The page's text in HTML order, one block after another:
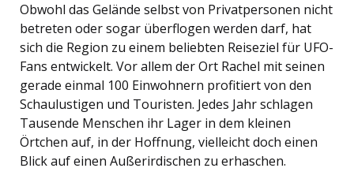
Obwohl das Gelände selbst von Privatpersonen nicht
betreten oder sogar überflogen werden darf, hat
sich die Region zu einem beliebten Reiseziel für UFO-
Fans entwickelt. Vor allem der Ort Rachel mit seinen
gerade einmal 100 Einwohnern profitiert von den
Schaulustigen und Touristen. Jedes Jahr schlagen
Tausende Menschen ihr Lager in dem kleinen
Örtchen auf, in der Hoffnung, vielleicht doch einen
Blick auf einen Außerirdischen zu erhaschen.